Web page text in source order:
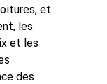
et
les
et les
des